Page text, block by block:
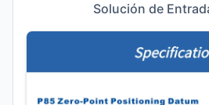
Solución de